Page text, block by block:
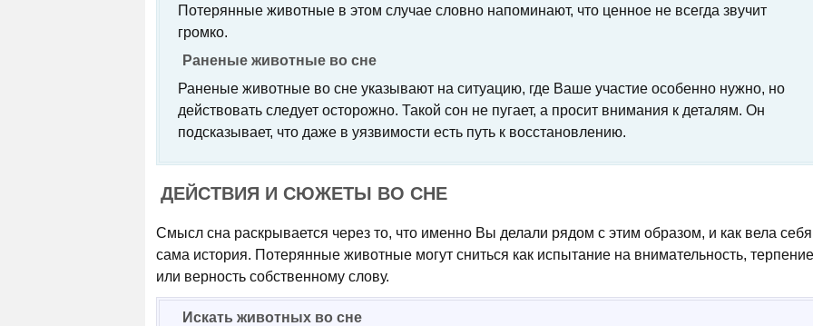
Потерянные животные в этом случае словно напоминают, что ценное не всегда звучит
громко.
Раненые животные во сне
Раненые животные во сне указывают на ситуацию, где Ваше участие особенно нужно, но
действовать следует осторожно. Такой сон не пугает, а просит внимания к деталям. Он
подсказывает, что даже в уязвимости есть путь к восстановлению.
ДЕЙСТВИЯ И СЮЖЕТЫ ВО СНЕ
Смысл сна раскрывается через то, что именно Вы делали рядом с этим образом, и как вела себя
сама история. Потерянные животные могут сниться как испытание на внимательность, терпение
или верность собственному слову.
Искать животных во сне